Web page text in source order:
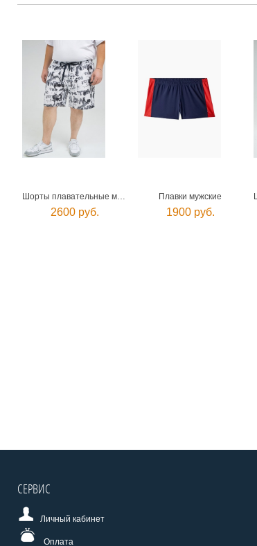
Шорты плавательные мужские
2600 руб.
Плавки мужские
1900 руб.
СЕРВИС
Личный кабинет
Оплата